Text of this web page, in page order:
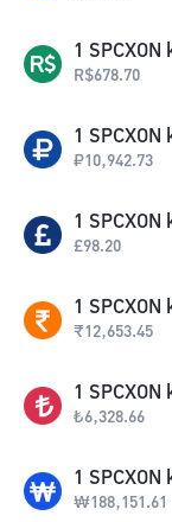
1 SPCXON
R$678.70
1 SPCXON
₽10,942.73
1 SPCXON
£98.20
1 SPCXON
₹12,653.45
1 SPCXON
₺6,328.66
1 SPCXON
₩188,151.61